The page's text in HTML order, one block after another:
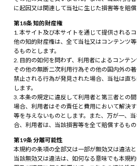
に起因又は関連して当社に生じた損害等を賠償
第18条 知的財産権
本サイト及び本サイトを通じて提供される
他の知的財産権は、全て当社又はコンテンツ
るものとします。
目的の如何を問わず、利用者によるコンテ
その他の無断二次利用行為その他の国内外の
禁止される行為が発見された場合、当社は直
します。
本条の規定に違反して利用者と第三者との
場合、利用者はその責任と費用において解決
等を与えないものとします。また、万が一、
合、利用者は、当該損害等を全て賠償するもの
第19条 分離可能性
本規約の条項の全部又は一部が無効又は違法と
当該無効又は違法は、如何なる意味でも本規